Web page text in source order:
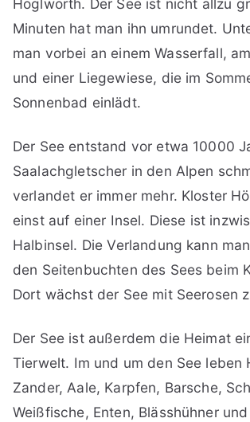
Höglwörth. Der See ist nicht allzu
Minuten hat man ihn umrundet.
man vorbei an einem Wasserfall,
und einer Liegewiese, die im
Sonnenbad einlädt.
Der See entstand vor etwa 10000
Saalachgletscher in den Alpen
verlandet er immer mehr. Kloster
einst auf einer Insel. Diese ist
Halbinsel. Die Verlandung kann
den Seitenbuchten des Sees beim
Dort wächst der See mit Seerosen
Der See ist außerdem die Heimat
Tierwelt. Im und um den See leben
Zander, Aale, Karpfen, Barsche,
Weißfische, Enten, Blässhühner und